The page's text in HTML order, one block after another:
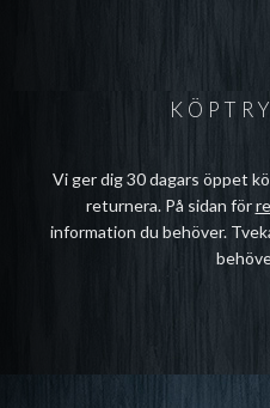
Vi ger dig 30 dagars öppet
returnera. På sidan för
information du behöver.